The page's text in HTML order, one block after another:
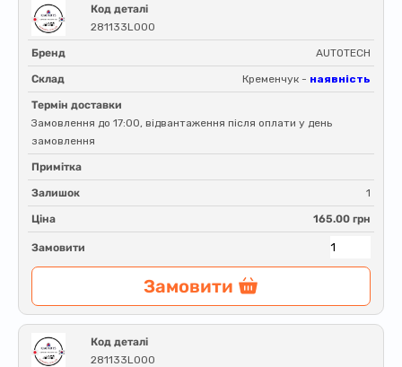
Код деталі
281133L000
Бренд AUTOTECH
Склад Кременчук - наявність
Термін доставки
Замовлення до 17:00, відвантаження після оплати у день
замовлення
Примітка
Залишок 1
Ціна 165.00 грн
Замовити
Замовити
Код деталі
281133L000